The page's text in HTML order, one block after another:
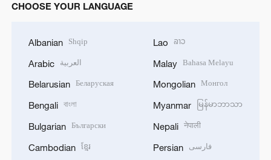
CHOOSE YOUR LANGUAGE
Albanian Shqip
Arabic العربية
Belarusian Беларуская
Bengali বাংলা
Bulgarian Български
Cambodian ខ្មែរ
Lao ລາວ
Malay Bahasa Melayu
Mongolian Монгол
Myanmar မြန်မာဘာသာ
Nepali नेपाली
Persian فارسی